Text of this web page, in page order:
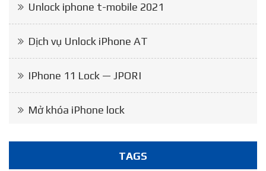
Unlock iphone t-mobile 2021
Dịch vụ Unlock iPhone AT
IPhone 11 Lock — JPORI
Mở khóa iPhone lock
TAGS